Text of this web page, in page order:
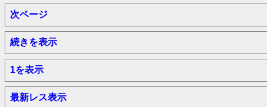
次ページ
続きを表示
1を表示
最新レス表示